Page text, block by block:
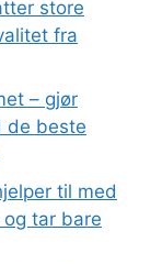
store
fra
– gjør
de beste
til med
tar bare